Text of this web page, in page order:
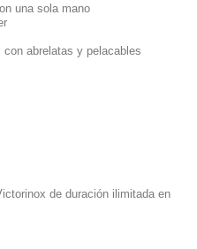
una sola mano
abrelatas y pelacables
de duración ilimitada en